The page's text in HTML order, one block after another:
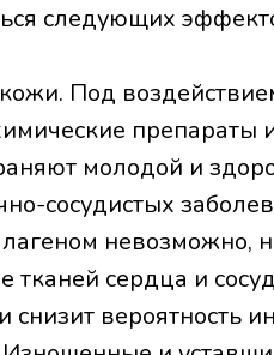
следующих
Под
препараты
молодой и
сосудистых
невозможно,
тканей сердца и
снизит вероятность